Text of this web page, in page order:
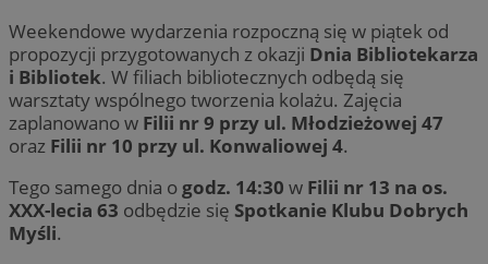
Weekendowe wydarzenia rozpoczną się w piątek od
propozycji przygotowanych z okazji Dnia Bibliotekarza
i Bibliotek. W filiach bibliotecznych odbędą się
warsztaty wspólnego tworzenia kolażu. Zajęcia
zaplanowano w Filii nr 9 przy ul. Młodzieżowej 47
oraz Filii nr 10 przy ul. Konwaliowej 4.
Tego samego dnia o godz. 14:30 w Filii nr 13 na os.
XXX-lecia 63 odbędzie się Spotkanie Klubu Dobrych
Myśli.